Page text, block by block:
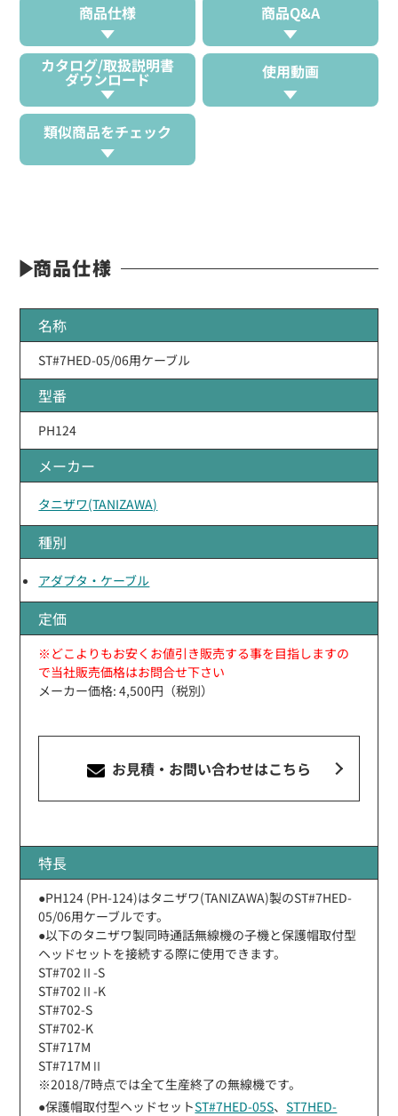
商品仕様 商品Q&A
カタログ/取扱説明書
ダウンロード 使用動画
類似商品をチェック
商品仕様
名称
ST#7HED-05/06用ケーブル
型番
PH124
メーカー
タニザワ(TANIZAWA)
種別
アダプタ・ケーブル
定価
※どこよりもお安くお値引き販売する事を目指しますの
で当社販売価格はお問合せ下さい
メーカー価格: 4,500円（税別）
お見積・お問い合わせはこちら
特長
●PH124 (PH-124)はタニザワ(TANIZAWA)製のST#7HED-
05/06用ケーブルです。
●以下のタニザワ製同時通話無線機の子機と保護帽取付型
ヘッドセットを接続する際に使用できます。
ST#702Ⅱ-S
ST#702Ⅱ-K
ST#702-S
ST#702-K
ST#717M
ST#717MⅡ
※2018/7時点では全て生産終了の無線機です。
●保護帽取付型ヘッドセットST#7HED-05S、ST7HED-